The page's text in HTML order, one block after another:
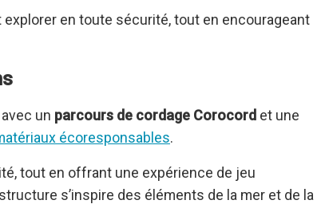
en toute sécurité, tout en encourageant
un parcours de cordage Corocord et une
écoresponsables.
tout en offrant une expérience de jeu
s’inspire des éléments de la mer et de la